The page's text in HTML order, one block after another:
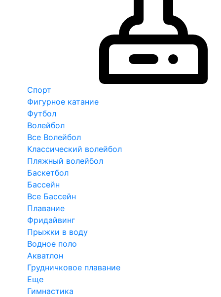
Спорт
Фигурное катание
Футбол
Волейбол
Все Волейбол
Классический волейбол
Пляжный волейбол
Баскетбол
Бассейн
Все Бассейн
Плавание
Фридайвинг
Прыжки в воду
Водное поло
Акватлон
Грудничковое плавание
Еще
Гимнастика